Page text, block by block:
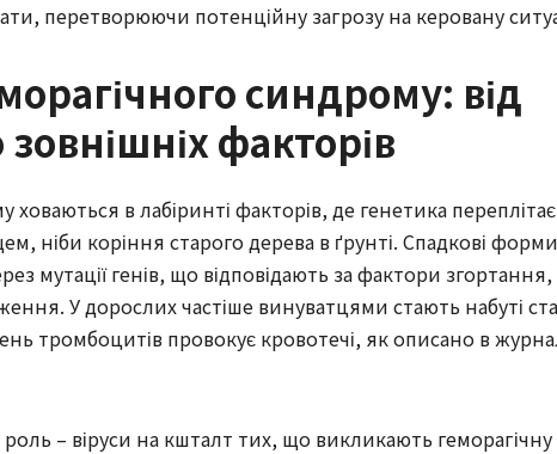
перетворюючи потенційну загрозу на керовану
синдрому: від
факторів
в лабіринті факторів, де генетика
ніби коріння старого дерева в ґрунті. Спадкові
мутації генів, що відповідають за фактори
У дорослих частіше винуватцями стають набуті
тромбоцитів провокує кровотечі, як описано в
– віруси на кшталт тих, що викликають геморагічну